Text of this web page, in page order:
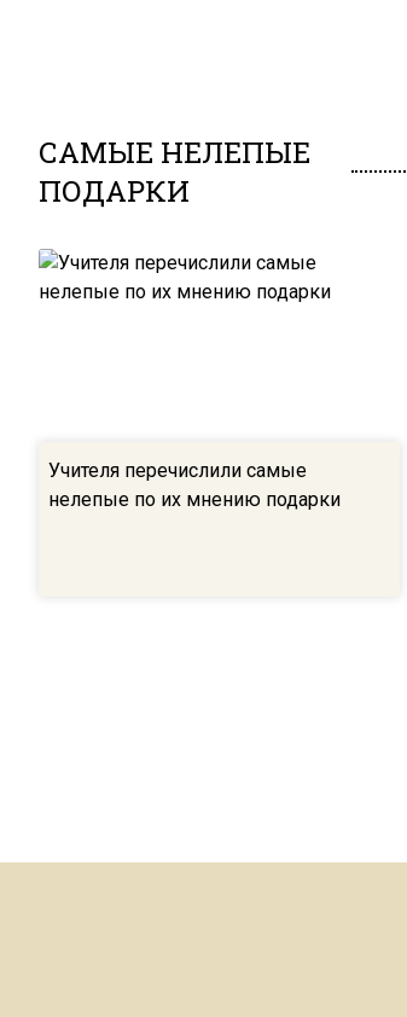
САМЫЕ НЕЛЕПЫЕ
ПОДАРКИ
Учителя перечислили самые
нелепые по их мнению подарки